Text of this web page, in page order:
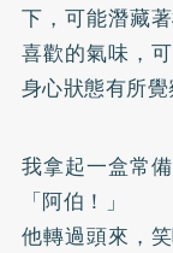
下，可能潛藏
喜歡的氣味，
身心狀態有所覺
我拿起一盒常
「阿伯！」
他轉過頭來，